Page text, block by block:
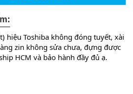
hiệu Toshiba không đóng tuyết, xài
zin không sửa chưa, đựng được
HCM và bảo hành đầy đủ ạ.